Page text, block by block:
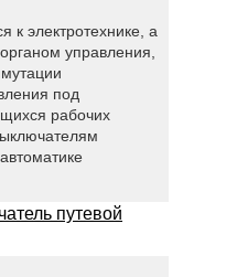
к электротехнике, а
управления,
под
рабочих
путевой